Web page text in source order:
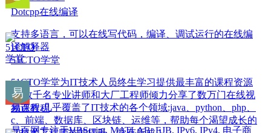
Dotcpp在线编译
支持多语言，可以在线写代码，编译、调试运行的在线编
译解释器
51CTO学堂
51CTO学堂为IT技术人员终生学习提供最丰富的课程资源
库,数千名专业讲师和大厂工程师倾力分享了数万门在线视
频课程,几乎覆盖了IT技术的各个领域:java、python、php、
c、前端、数据库、区块链、运维等，帮助每个渴望成长的
易百教程
易百网专注于VBScript, MATLAB, EJB, IPv6, IPv4, 电子商